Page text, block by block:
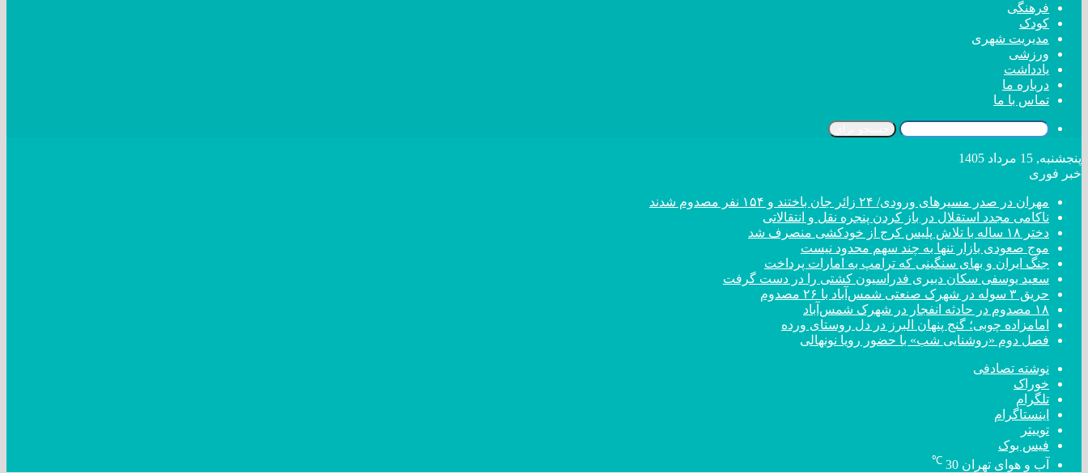
فرهنگی
کودک
مدیریت شهری
ورزشی
یادداشت
درباره ما
تماس با ما
پنجشنبه, 15 مرداد 1405
خبر فوری
مهران در صدر مسیر‌های ورودی/ ۲۴ زائر جان باختند و ۱۵۴ نفر مصدوم شدند
ناکامی مجدد استقلال در باز کردن پنجره نقل و انتقالاتی
دختر ‌۱۸‌ ‌ساله‌ با تلاش پلیس کرج از خودکشی منصرف شد
موج صعودی بازار تنها به چند سهم محدود نیست
جنگ ایران و بهای سنگینی که ترامپ به امارات پرداخت
سعید یوسفی سکان دبیری فدراسیون کشتی را در دست گرفت
حریق ۳ سوله در شهرک صنعتی شمس‌آباد با ۲۶ مصدوم
۱۸ مصدوم در حادثه انفجار در شهرک شمس‌آباد
امامزاده چوبی؛ گنج پنهان البرز در دل روستای ورده
فصل دوم «روشنایی شب» با حضور رویا نونهالی
نوشته تصادفی
خوراک
تلگرام
اینستاگرام
توییتر
فیس بوک
آب و هوای تهران 30
℃